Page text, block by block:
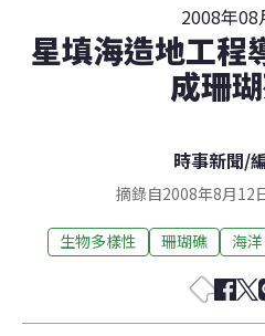
2008年08
星填海造地工程
成珊
時事新聞/
摘錄自2008年8月12
生物多樣性 珊瑚礁 海洋